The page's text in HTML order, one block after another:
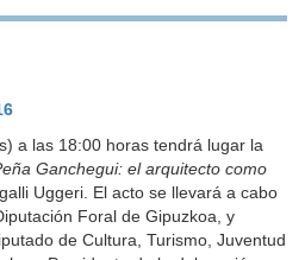
a las 18:00 horas tendrá lugar la
Ganchegui: el arquitecto como
Uggeri. El acto se llevará a cabo
Foral de Gipuzkoa, y
de Cultura, Turismo, Juventud